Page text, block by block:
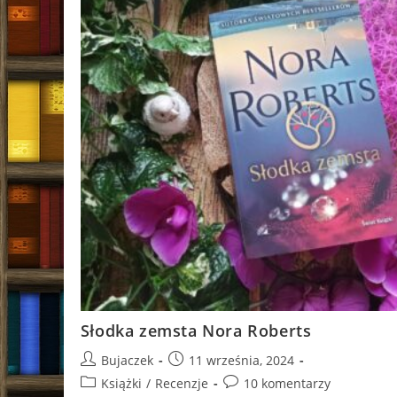
Słodka zemsta Nora Roberts
Post
author:
Bujaczek
Post
published:
11 września, 2024
PostKsiążki / Recenzje
Post10 komentarzy